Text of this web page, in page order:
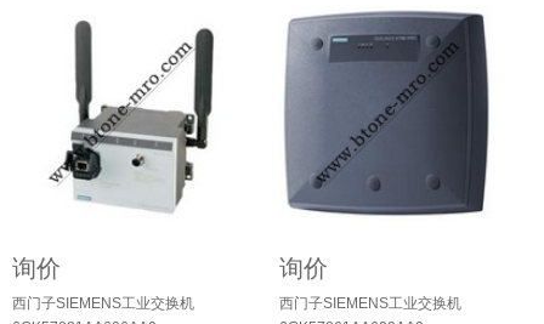
询价
西门子SIEMENS工业交换机
询价
西门子SIEMENS工业交换机